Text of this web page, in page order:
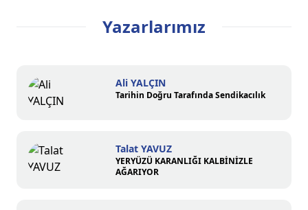
Yazarlarımız
Ali YALÇIN
Tarihin Doğru Tarafında Sendikacılık
Talat YAVUZ
YERYÜZÜ KARANLIĞI KALBİNİZLE
AĞARIYOR